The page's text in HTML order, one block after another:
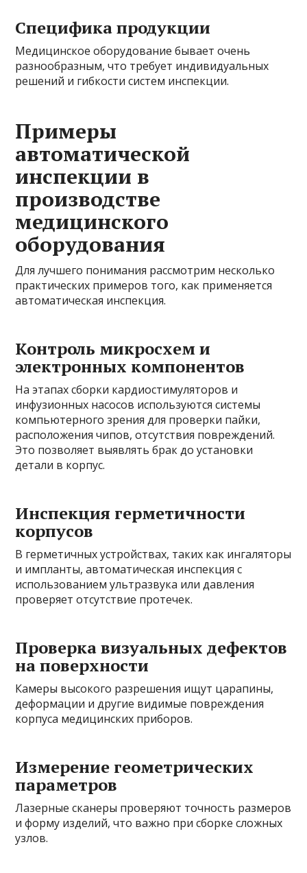
Специфика продукции
Медицинское оборудование бывает очень
разнообразным, что требует индивидуальных
решений и гибкости систем инспекции.
Примеры
автоматической
инспекции в
производстве
медицинского
оборудования
Для лучшего понимания рассмотрим несколько
практических примеров того, как применяется
автоматическая инспекция.
Контроль микросхем и
электронных компонентов
На этапах сборки кардиостимуляторов и
инфузионных насосов используются системы
компьютерного зрения для проверки пайки,
расположения чипов, отсутствия повреждений.
Это позволяет выявлять брак до установки
детали в корпус.
Инспекция герметичности
корпусов
В герметичных устройствах, таких как ингаляторы
и импланты, автоматическая инспекция с
использованием ультразвука или давления
проверяет отсутствие протечек.
Проверка визуальных дефектов
на поверхности
Камеры высокого разрешения ищут царапины,
деформации и другие видимые повреждения
корпуса медицинских приборов.
Измерение геометрических
параметров
Лазерные сканеры проверяют точность размеров
и форму изделий, что важно при сборке сложных
узлов.